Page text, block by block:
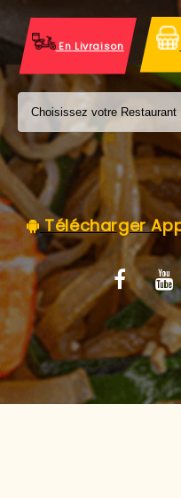
VOS AVIS
MENTIONS LÉGALES
C.G.V
En Livraison
Télécharger